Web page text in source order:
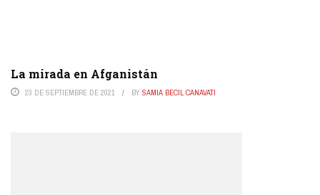
La mirada en Afganistán
23 DE SEPTIEMBRE DE 2021 BY SAMIA BECIL CANAVATI